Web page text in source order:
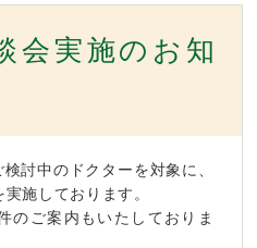
会実施のお知
討中のドクターを対象に、
施しております。
のご案内もいたしておりま